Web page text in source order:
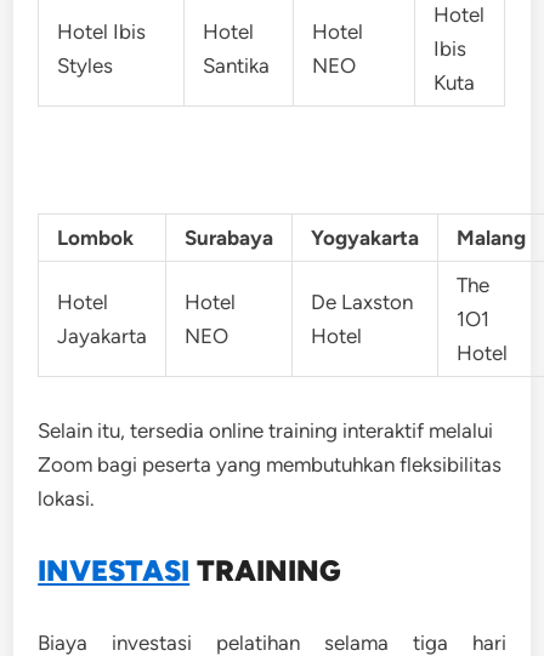
Hotel Ibis
Styles
Hotel
Santika
Hotel
NEO
Hotel
Ibis
Kuta
Lombok Surabaya Yogyakarta Malang
Hotel
Jayakarta
Hotel
NEO
De Laxston
Hotel
The
1O1
Hotel
Selain itu, tersedia online training interaktif melalui
Zoom bagi peserta yang membutuhkan fleksibilitas
lokasi.
INVESTASI TRAINING
Biaya investasi pelatihan selama tiga hari